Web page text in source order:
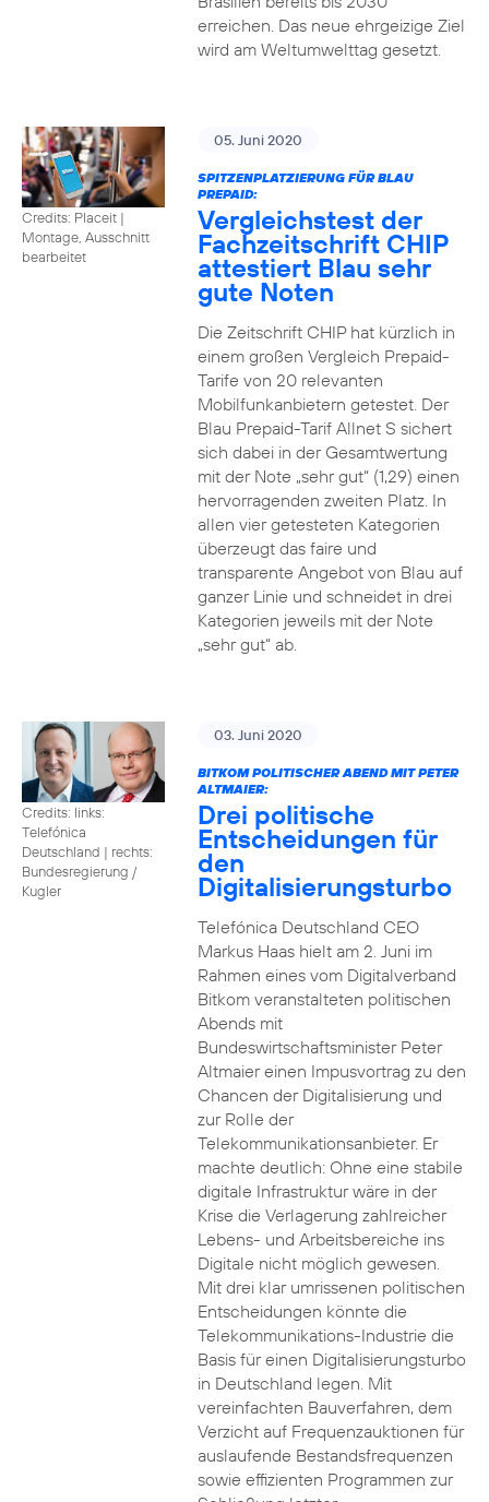
erreichen. Das neue ehrgeizige Ziel
wird am Weltumwelttag gesetzt.
Credits: Placeit |
Montage, Ausschnitt
bearbeitet
05. Juni 2020
SPITZENPLATZIERUNG FÜR BLAU
PREPAID:
Vergleichstest der
Fachzeitschrift CHIP
attestiert Blau sehr
gute Noten
Die Zeitschrift CHIP hat kürzlich in
einem großen Vergleich Prepaid-
Tarife von 20 relevanten
Mobilfunkanbietern getestet. Der
Blau Prepaid-Tarif Allnet S sichert
sich dabei in der Gesamtwertung
mit der Note „sehr gut“ (1,29) einen
hervorragenden zweiten Platz. In
allen vier getesteten Kategorien
überzeugt das faire und
transparente Angebot von Blau auf
ganzer Linie und schneidet in drei
Kategorien jeweils mit der Note
„sehr gut“ ab.
Credits: links:
Telefónica
Deutschland | rechts:
Bundesregierung /
Kugler
03. Juni 2020
BITKOM POLITISCHER ABEND MIT PETER
ALTMAIER:
Drei politische
Entscheidungen für
den
Digitalisierungsturbo
Telefónica Deutschland CEO
Markus Haas hielt am 2. Juni im
Rahmen eines vom Digitalverband
Bitkom veranstalteten politischen
Abends mit
Bundeswirtschaftsminister Peter
Altmaier einen Impusvortrag zu den
Chancen der Digitalisierung und
zur Rolle der
Telekommunikationsanbieter. Er
machte deutlich: Ohne eine stabile
digitale Infrastruktur wäre in der
Krise die Verlagerung zahlreicher
Lebens- und Arbeitsbereiche ins
Digitale nicht möglich gewesen.
Mit drei klar umrissenen politischen
Entscheidungen könnte die
Telekommunikations-Industrie die
Basis für einen Digitalisierungsturbo
in Deutschland legen. Mit
vereinfachten Bauverfahren, dem
Verzicht auf Frequenzauktionen für
auslaufende Bestandsfrequenzen
sowie effizienten Programmen zur